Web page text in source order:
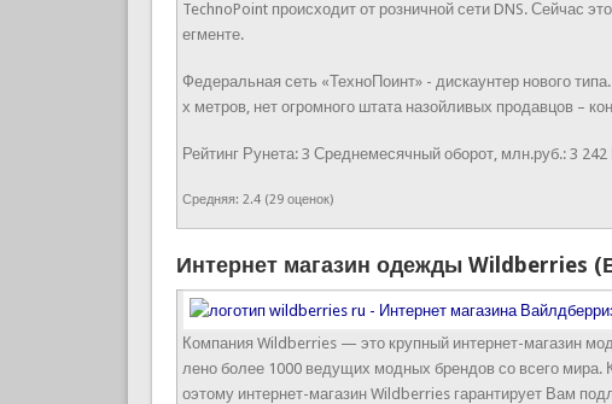
TechnoPoint происходит от розничной сети DNS. Сейчас
егменте.
Федеральная сеть «ТехноПоинт» - дискаунтер нового
х метров, нет огромного штата назойливых продавцов –
Рейтинг Рунета: 3 Среднемесячный оборот, млн.руб.: 3 242
Средняя: 2.4 (29оценок)
Интернет магазин одежды Wildberries
Компания Wildberries — это крупный интернет-магазин
лено более 1000 ведущих модных брендов со всего
оэтому интернет-магазин Wildberries гарантирует Вам